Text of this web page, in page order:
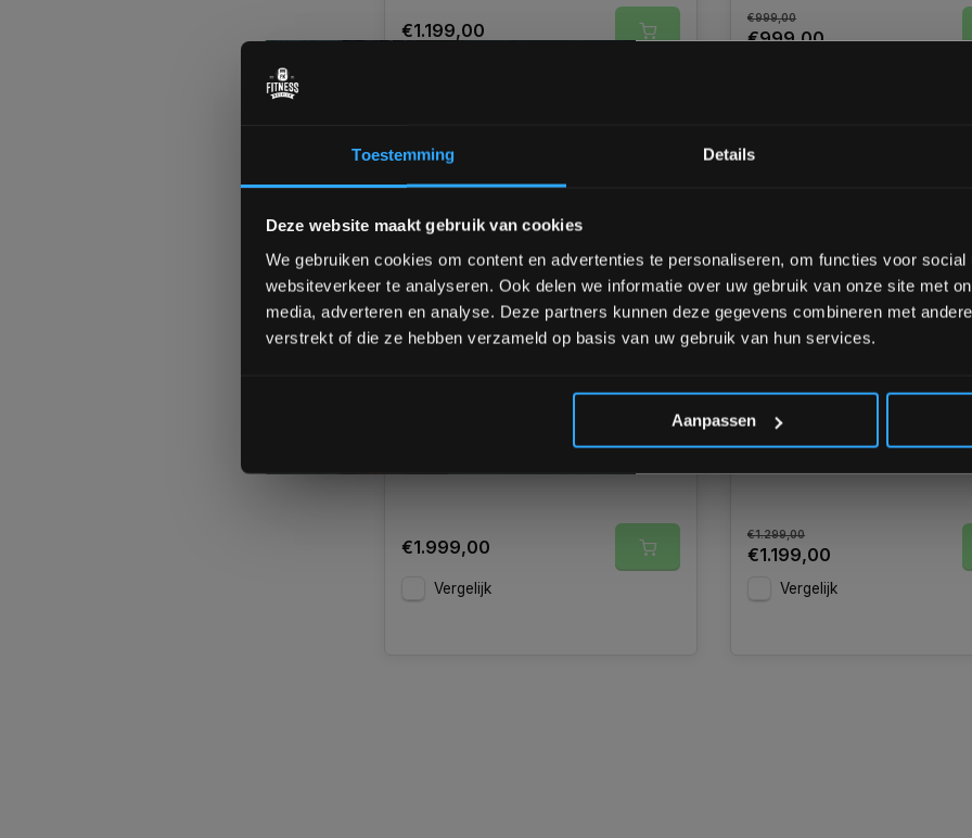
Toestemming Details
Deze website maakt gebruik van cookies
We gebruiken cookies om content en advertenties te personaliseren, om functies voor social
websiteverkeer te analyseren. Ook delen we informatie over uw gebruik van onze site met
media, adverteren en analyse. Deze partners kunnen deze gegevens combineren met
verstrekt of die ze hebben verzameld op basis van uw gebruik van hun services.
Aanpassen
€1.199,00
€999,00
€999,00
Black Loopband - gratis levering
€1.999,00
Vergelijk
Black Edition - Gratis
€1.299,00
€1.199,00
Vergelijk
Bam! 5% korting op je